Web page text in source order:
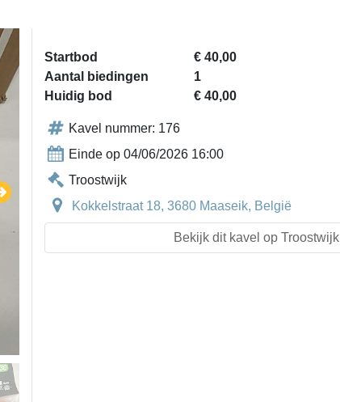
Startbod
€ 40,00
Aantal biedingen
1
Huidig bod
€ 40,00
Kavel nummer: 176
Einde op 04/06/2026 16:00
Troostwijk
Kokkelstraat 18, 3680 Maaseik, België
Bekijk dit kavel op Troostwijk